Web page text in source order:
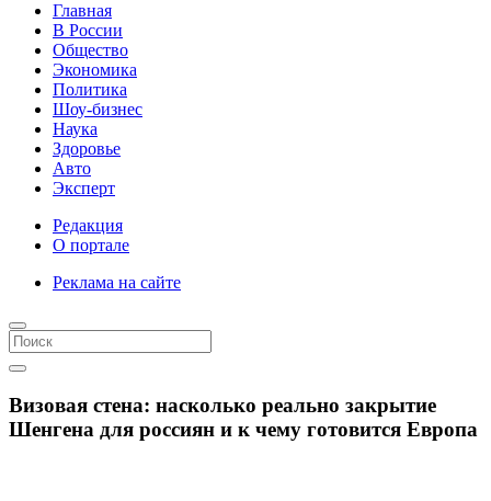
Главная
В России
Общество
Экономика
Политика
Шоу-бизнес
Наука
Здоровье
Авто
Эксперт
Редакция
О портале
Реклама на сайте
Визовая стена: насколько реально закрытие
Шенгена для россиян и к чему готовится Европа